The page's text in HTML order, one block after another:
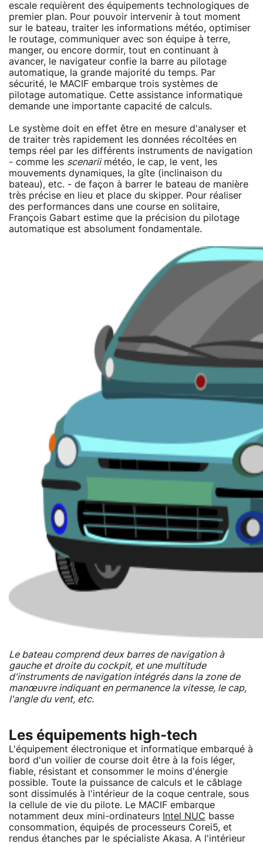
escale requièrent des équipements technologiques de
premier plan. Pour pouvoir intervenir à tout moment
sur le bateau, traiter les informations météo, optimiser
le routage, communiquer avec son équipe à terre,
manger, ou encore dormir, tout en continuant à
avancer, le navigateur confie la barre au pilotage
automatique, la grande majorité du temps. Par
sécurité, le MACIF embarque trois systèmes de
pilotage automatique. Cette assistance informatique
demande une importante capacité de calculs.
Le système doit en effet être en mesure d'analyser et
de traiter très rapidement les données récoltées en
temps réel par les différents instruments de navigation
- comme les scenariimétéo, le cap, le vent, les
mouvements dynamiques, la gîte (inclinaison du
bateau), etc. - de façon à barrer le bateau de manière
très précise en lieu et place du skipper. Pour réaliser
des performances dans une course en solitaire,
François Gabart estime que la précision du pilotage
automatique est absolument fondamentale.
Le bateau comprend deux barres de navigation à
gauche et droite du cockpit, et une multitude
d'instruments de navigation intégrés dans la zone de
manœuvre indiquant en permanence la vitesse, le cap,
l'angle du vent, etc.
Les équipements high-tech
L'équipement électronique et informatique embarqué à
bord d'un voilier de course doit être à la fois léger,
fiable, résistant et consommer le moins d'énergie
possible. Toute la puissance de calculs et le câblage
sont dissimulés à l'intérieur de la coque centrale, sous
la cellule de vie du pilote. Le MACIF embarque
notamment deux mini-ordinateurs
Intel NUC basse
consommation, équipés de processeurs Corei5, et
rendus étanches par le spécialiste Akasa. A l'intérieur